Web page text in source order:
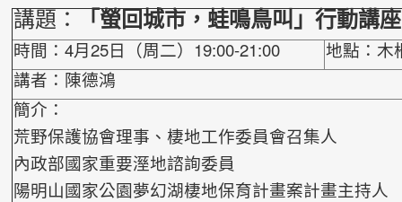
講題：「螢回城市，蛙鳴鳥叫」行動講
時間：4月25日（周二）19:00-21:00
地點：木
講者：陳德鴻
簡介：
荒野保護協會理事、棲地工作委員會召集人
內政部國家重要溼地諮詢委員
陽明山國家公園夢幻湖棲地保育計畫案計畫主持人